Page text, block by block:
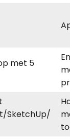
met 5
SketchUp/